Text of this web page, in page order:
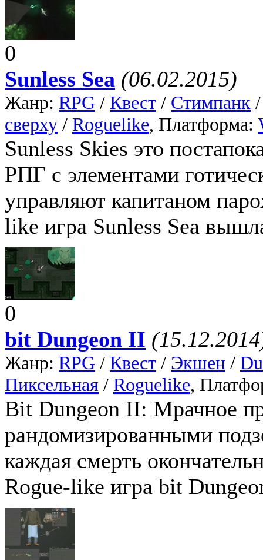
0
Sunless Sea (06.02.2015)
Жанр: RPG / Квест / Стимпанк
сверху / Roguelike, Платформа:
Sunless Skies это
РПГ с элементами
управляют капитаном
like игра Sunless Sea
0
bit Dungeon II
Жанр: RPG / Квест / Экшен /
Пиксельная / Roguelike,
Bit Dungeon II: Мрачное
рандомизированными
каждая смерть
Rogue-like игра bit